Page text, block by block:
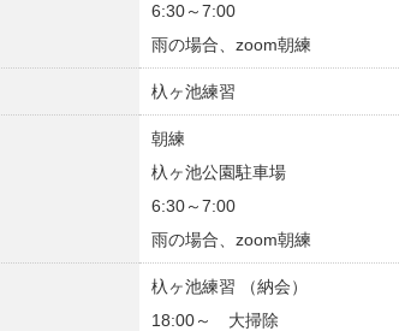
6:30～7:00
雨の場合、zoom朝練
杁ヶ池練習
朝練
杁ヶ池公園駐車場
6:30～7:00
雨の場合、zoom朝練
杁ヶ池練習 （納会）
18:00～ 大掃除